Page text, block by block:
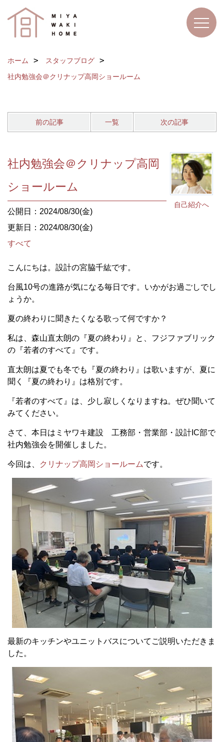
ホーム
スタッフブログ
社内勉強会＠クリナップ高岡ショールーム
前の記事 一覧 次の記事
自己紹介へ
社内勉強会＠クリナップ高岡
ショールーム
公開日：2024/08/30(金)
更新日：2024/08/30(金)
すべて
こんにちは。設計の宮脇千紘です。
台風10号の進路が気になる毎日です。いかがお過ごしでし
ょうか。
夏の終わりに聞きたくなる歌って何ですか？
私は、森山直太朗の『夏の終わり』と、フジファブリック
の『若者のすべて』です。
直太朗は夏でも冬でも『夏の終わり』は歌いますが、夏に
聞く『夏の終わり』は格別です。
『若者のすべて』は、少し寂しくなりますね。ぜひ聞いて
みてください。
さて、本日はミヤワキ建設 工務部・営業部・設計IC部で
社内勉強会を開催しました。
今回は、 クリナップ高岡ショールームです。
最新のキッチンやユニットバスについてご説明いただきま
した。